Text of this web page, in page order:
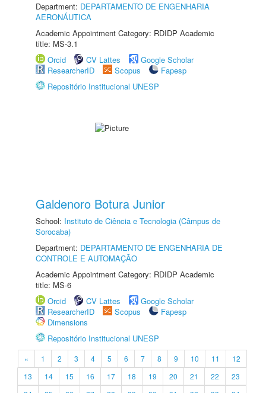
Department: DEPARTAMENTO DE ENGENHARIA
AERONÁUTICA
Academic Appointment Category: RDIDP Academic
title: MS-3.1
Orcid
CV Lattes
Google Scholar
ResearcherID
Scopus
Fapesp
Repositório Institucional UNESP
Galdenoro Botura Junior
School: Instituto de Ciência e Tecnologia (Câmpus de
Sorocaba)
Department: DEPARTAMENTO DE ENGENHARIA DE
CONTROLE E AUTOMAÇÃO
Academic Appointment Category: RDIDP Academic
title: MS-6
Orcid
CV Lattes
Google Scholar
ResearcherID
Scopus
Fapesp
Dimensions
Repositório Institucional UNESP
« 1 2 3 4 5 6 7 8 9 10 11
12
13
14 15 16 17 18 19 20 21 22
23